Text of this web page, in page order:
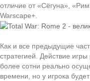
отличие от «Сёгуна»,
Warscape+.
Как и все предыдущие
стратегией. Действие
более сотни реально
времени, но у игрока